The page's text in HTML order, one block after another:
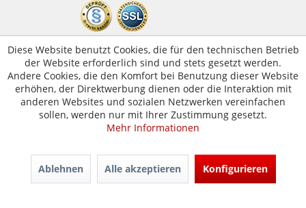
Kundenservice
Servicetelefon:05223-1830016
E-Mail:kontakt@tuer-und-zarge.de
© Tür-und-Zarge.de 2017
Diese Website benutzt Cookies, die für den technischen Betrieb
der Website erforderlich sind und stets gesetzt werden.
Andere Cookies, die den Komfort bei Benutzung dieser Website
erhöhen, der Direktwerbung dienen oder die Interaktion mit
anderen Websites und sozialen Netzwerken vereinfachen
sollen, werden nur mit Ihrer Zustimmung gesetzt.
Mehr Informationen
Ablehnen Alle akzeptieren Konfigurieren